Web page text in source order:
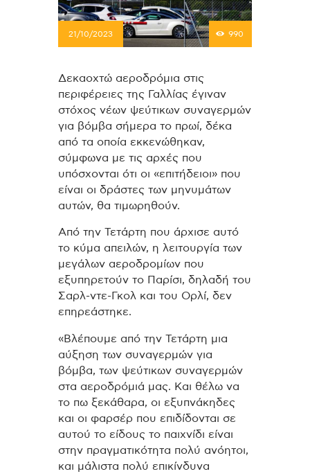
21/10/2023 990
Δεκαοχτώ αεροδρόμια στις
περιφέρειες της Γαλλίας έγιναν
στόχος νέων ψεύτικων συναγερμών
για βόμβα σήμερα το πρωί, δέκα
από τα οποία εκκενώθηκαν,
σύμφωνα με τις αρχές που
υπόσχονται ότι οι «επιτήδειοι» που
είναι οι δράστες των μηνυμάτων
αυτών, θα τιμωρηθούν.
Από την Τετάρτη που άρχισε αυτό
το κύμα απειλών, η λειτουργία των
μεγάλων αεροδρομίων που
εξυπηρετούν το Παρίσι, δηλαδή του
Σαρλ-ντε-Γκολ και του Ορλί, δεν
επηρεάστηκε.
«Βλέπουμε από την Τετάρτη μια
αύξηση των συναγερμών για
βόμβα, των ψεύτικων συναγερμών
στα αεροδρόμιά μας. Και θέλω να
το πω ξεκάθαρα, οι εξυπνάκηδες
και οι φαρσέρ που επιδίδονται σε
αυτού το είδους το παιχνίδι είναι
στην πραγματικότητα πολύ ανόητοι,
και μάλιστα πολύ επικίνδυνα